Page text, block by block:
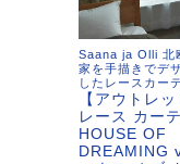
Saana ja Olli 北
家を手描きでデ
したレースカー
【アウトレッ
レース カー
HOUSE OF
DREAMING